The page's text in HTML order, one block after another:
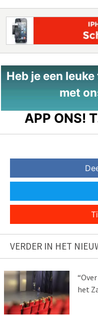
Heb je een
met
APP ONS!
VERDER IN HET
het